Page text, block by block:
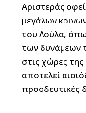
Αριστεράς
μεγάλων
του Λούλα,
των δυνάμεων
στις χώρες της
αποτελεί
προοδευτικές